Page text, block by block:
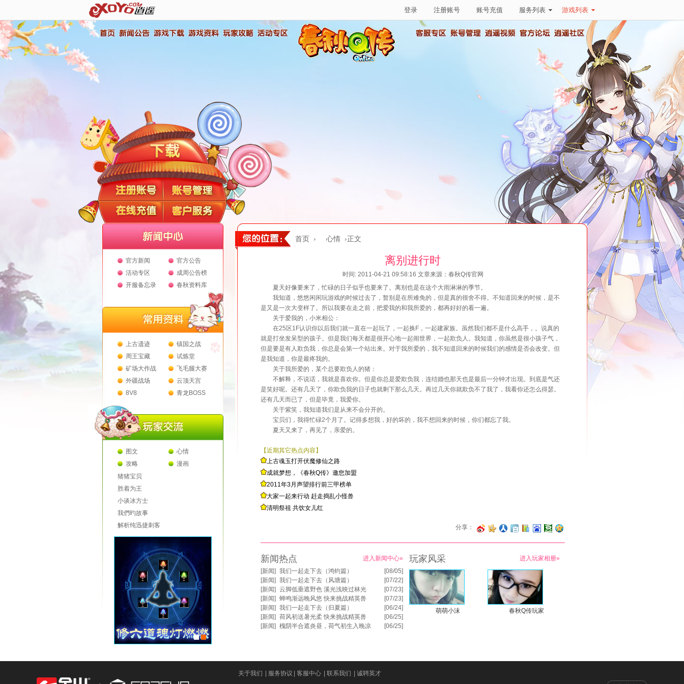
登录 注册账号 账号充值 服务列表 游戏列表
官方新闻
官方公告
活动专区
成周公告榜
开服备忘录
春秋资料库
上古遗迹
镇国之战
周王宝藏
试炼堂
矿场大作战
飞毛腿大赛
外疆战场
云顶天宫
8V8
青龙BOSS
图文
心情
攻略
漫画
猪猪宝贝
胜着为王
小谈冰方士
我們旳故事
解析纯迅捷刺客
首页 › 心情 ›正文
离别进行时
时间: 2011-04-21 09:58:16 文章来源：春秋Q传官网
夏天好像要来了，忙碌的日子似乎也要来了。离别也是在这个大雨淋淋的季节。
我知道，悠悠闲闲玩游戏的时候过去了，暂别是在所难免的，但是真的很舍不得。不知道回来的时候，是不
是又是一次大变样了。所以我要在走之前，把爱我的和我所爱的，都再好好的看一遍。
关于爱我的，小米相公：
在25区1F认识你以后我们就一直在一起玩了，一起换F，一起建家族。虽然我们都不是什么高手，。说真的
就是打坐发呆型的孩子。但是我们每天都是很开心地一起闹世界，一起欺负人。我知道，你虽然是很小孩子气，
但是要是有人欺负我，你总是会第一个站出来。对于我所爱的，我不知道回来的时候我们的感情是否会改变。但
是我知道，你是最疼我的。
关于我所爱的，某个总要欺负人的猪：
不解释，不说话，我就是喜欢你。但是你总是爱欺负我，连结婚也那天也是最后一分钟才出现。到底是气还
是笑好呢。还有几天了，你欺负我的日子也就剩下那么几天。再过几天你就欺负不了我了，我看你还怎么得瑟。
还有几天而已了，但是毕竟，我爱你。
关于紫笑，我知道我们是从来不会分开的。
宝贝们，我得忙碌2个月了。记得多想我，好的坏的，我不想回来的时候，你们都忘了我。
夏天又来了，再见了，亲爱的。
【近期其它热点内容】
上古魂玉打开伏魔修仙之路
成就梦想，《春秋Q传》邀您加盟
2011年3月声望排行前三甲榜单
大家一起来行动 赶走捣乱小怪兽
清明祭祖 共饮女儿红
分享：
新闻热点
[08/05]
[新闻] 我们一起走下去（鸿钧篇）
[07/22]
[新闻] 我们一起走下去（风塘篇）
[07/23]
[新闻] 云脚低垂遮野色 溪光浅映过林光
[07/23]
[新闻] 蝉鸣渐远晚风悠 快来挑战精英兽
[06/24]
[新闻] 我们一起走下去（归夏篇）
[06/25]
[新闻] 荷风初送暑光柔 快来挑战精英兽
[06/25]
[新闻] 槐阴半合遮炎昼，荷气初生入晚凉
进入新闻中心» 玩家风采
萌萌小沫 春秋Q传玩家
进入玩家相册»
关于我们 服务协议 客服中心 联系我们 诚聘英才